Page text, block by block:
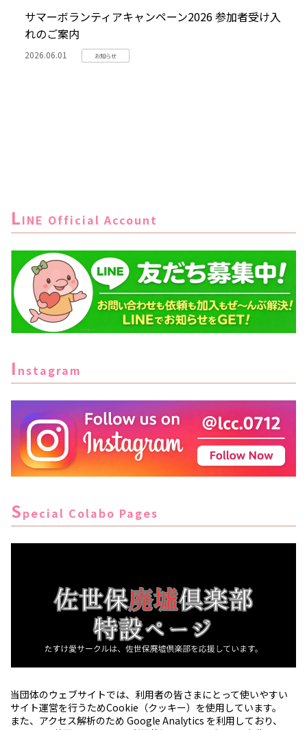
サマーボランティアキャンペーン2026 参加者受け入
れのご案内
2026.06.01 お知らせ
LINE Official Account
I nstagram
Special Colabo Pages